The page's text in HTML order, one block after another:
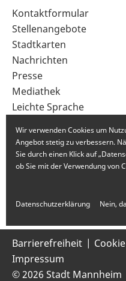
Sekundärnavigation
im
Fußbereich
Kontaktformular
Stellenangebote
Stadtkarten
Nachrichten
Presse
Mediathek
Leichte Sprache
Barrierefreiheit
Impressum
© 2026 Stadt Mannheim
Wir verwenden Cookies um
Angebot stetig zu verbessern.
Sie durch einen Klick auf
ob Sie mit der Verwendung von
Datenschutzerklärung Nein,